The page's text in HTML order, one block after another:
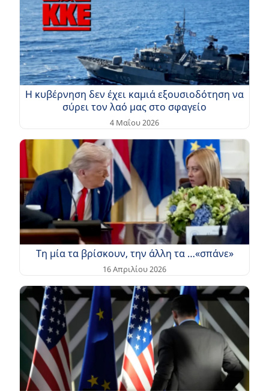
Η κυβέρνηση δεν έχει καμιά εξουσιοδότηση να
σύρει τον λαό μας στο σφαγείο
4 Μαΐου 2026
Τη μία τα βρίσκουν, την άλλη τα …«σπάνε»
16 Απριλίου 2026